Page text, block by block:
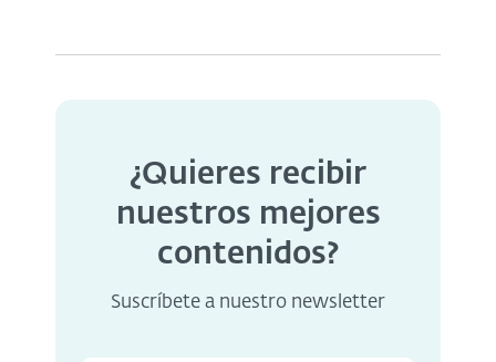
¿Quieres recibir
nuestros mejores
contenidos?
Suscríbete a nuestro newsletter